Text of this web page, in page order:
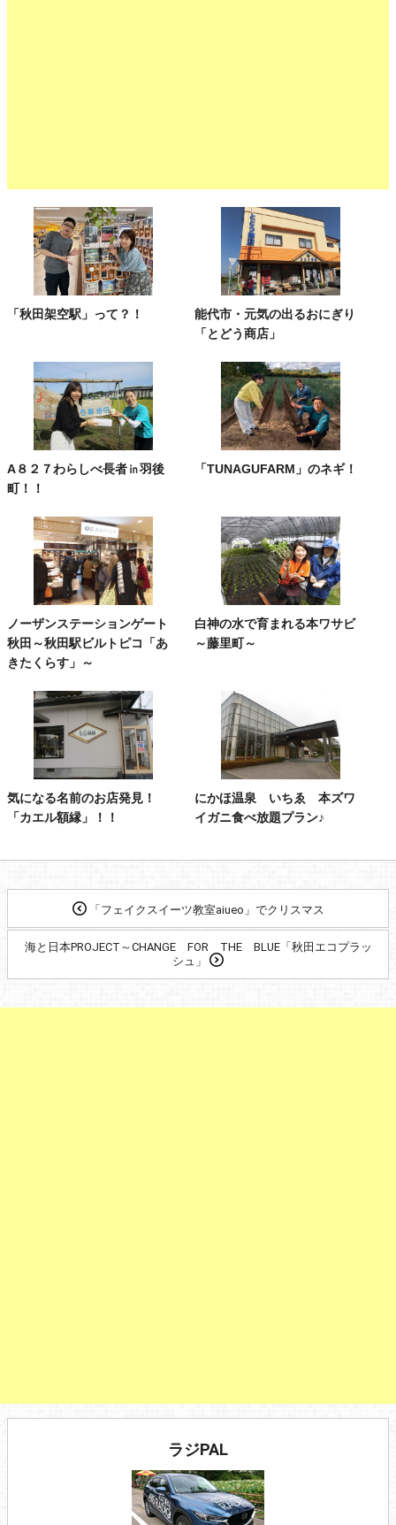
「秋田架空駅」って？！
能代市・元気の出るおにぎり
「とどう商店」
A８２７わらしべ長者㏌羽後
町！！
「TUNAGUFARM」のネギ！
ノーザンステーションゲート
秋田～秋田駅ビルトピコ「あ
きたくらす」～
白神の水で育まれる本ワサビ
～藤里町～
気になる名前のお店発見！
「カエル額縁」！！
にかほ温泉 いちゑ 本ズワ
イガニ食べ放題プラン♪
「フェイクスイーツ教室aiueo」でクリスマス
海と日本PROJECT～CHANGE FOR THE BLUE「秋田エコプラッ
シュ」
ラジPAL